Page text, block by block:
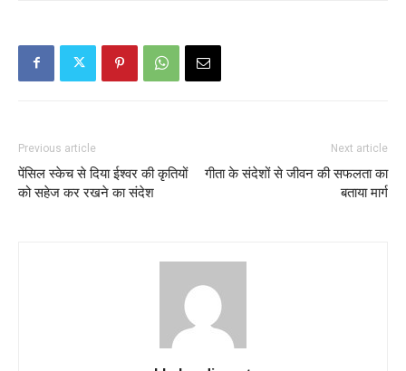
Previous article
पेंसिल स्केच से दिया ईश्वर की कृतियों
को सहेज कर रखने का संदेश
Next article
गीता के संदेशों से जीवन की सफलता का
बताया मार्ग